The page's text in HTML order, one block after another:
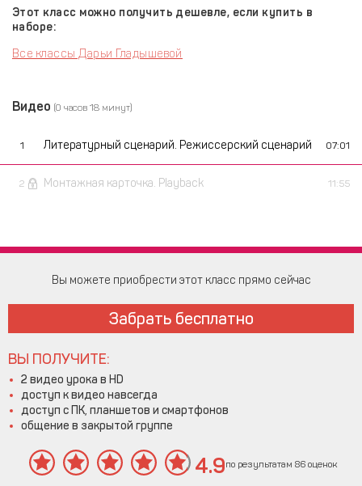
Этот класс можно получить дешевле, если купить в
наборе:
Все классы Дарьи Гладышевой
Видео (0 часов 18 минут)
1 Литературный сценарий. Режиссерский сценарий 07:01
2 Монтажная карточка. Playback 11:55
Вы можете приобрести этот класс прямо сейчас
Забрать бесплатно
ВЫ ПОЛУЧИТЕ:
2 видео урока в HD
доступ к видео навсегда
доступ с ПК, планшетов и смартфонов
общение в закрытой группе
4.9по результатам 86 оценок